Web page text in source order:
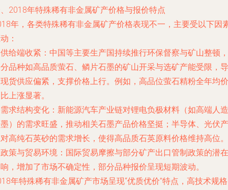
2018年特殊稀有非金属矿产价格与报价特点
年，各类特殊稀有非金属矿产价格表现不一，主要受以下因
：
给端收紧：中国等主要生产国持续推行环保督察与矿山整顿，
品种如高品质萤石、鳞片石墨的矿山开采与选矿产能受限，导
货供应偏紧，支撑价格上行。例如，高品位萤石精粉全年均价
上涨显著。
求结构变化：新能源汽车产业链对锂电负极材料（如高端人造
）的需求旺盛，推动相关石墨产品价格坚挺；半导体、光伏产
高纯石英砂的需求增长，使得高品质石英原料价格维持高位。
策与贸易环境：国际贸易摩擦与部分矿产出口管制政策的潜在
，增加了市场不确定性，部分品种报价呈现短期波动。
年特殊稀有非金属矿产市场呈现“优质优价”特点，高技术规